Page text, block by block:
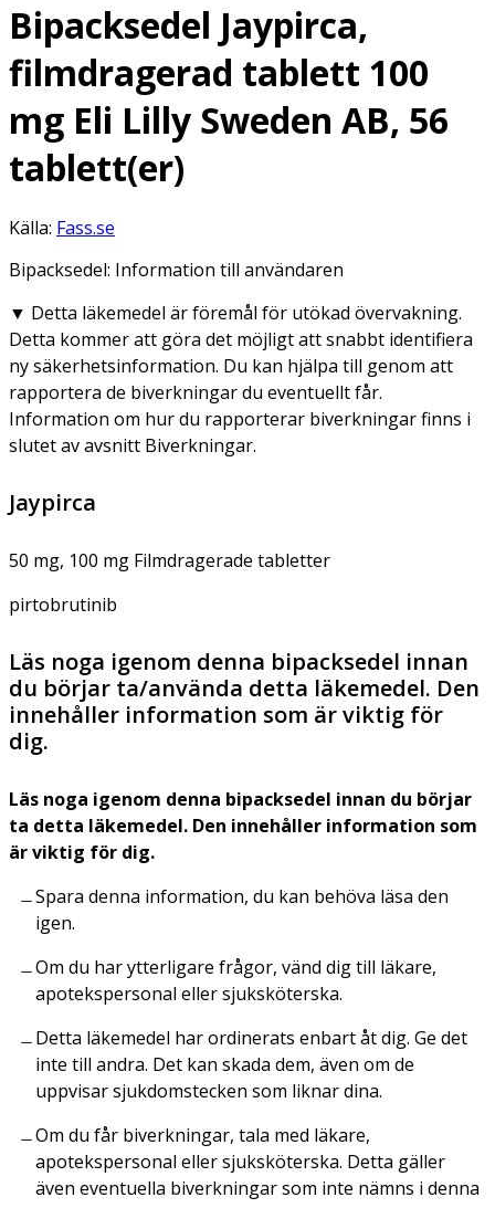
Bipacksedel Jaypirca,
filmdragerad tablett 100
mg Eli Lilly Sweden AB, 56
tablett(er)
Källa: Fass.se
Bipacksedel: Information till användaren
▼ Detta läkemedel är föremål för utökad övervakning.
Detta kommer att göra det möjligt att snabbt identifiera
ny säkerhetsinformation. Du kan hjälpa till genom att
rapportera de biverkningar du eventuellt får.
Information om hur du rapporterar biverkningar finns i
slutet av avsnitt Biverkningar.
Jaypirca
50 mg, 100 mg Filmdragerade tabletter
pirtobrutinib
Läs noga igenom denna bipacksedel innan
du börjar ta/använda detta läkemedel. Den
innehåller information som är viktig för
dig.
Läs noga igenom denna bipacksedel innan du börjar
ta detta läkemedel. Den innehåller information som
är viktig för dig.
Spara denna information, du kan behöva läsa den
igen.
Om du har ytterligare frågor, vänd dig till läkare,
apotekspersonal eller sjuksköterska.
Detta läkemedel har ordinerats enbart åt dig. Ge det
inte till andra. Det kan skada dem, även om de
uppvisar sjukdomstecken som liknar dina.
Om du får biverkningar, tala med läkare,
apotekspersonal eller sjuksköterska. Detta gäller
även eventuella biverkningar som inte nämns i denna